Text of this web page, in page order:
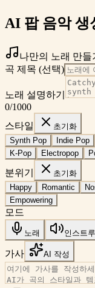
AI 팝 음악 생
나만의 노래 만들
곡 제목 (선택)
노래 설명하기
0/1000
스타일
초기화
Synth Pop
Indie Pop
K-Pop
Electropop
분위기
초기화
Happy
Romantic
Empowering
모드
노래 인스트
가사 AI 작성